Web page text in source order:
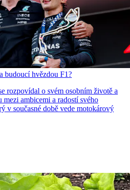
budoucí hvězdou F1?
rozpovídal o svém osobním životě a
ambicemi a radostí svého
v současné době vede motokárový